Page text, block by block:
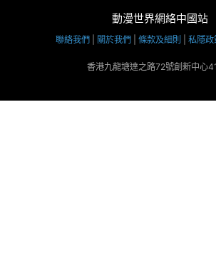
動漫世界網絡中國站
聯絡我們 關於我們 條款及細則 私隱政
香港九龍塘達之路72號創新中心